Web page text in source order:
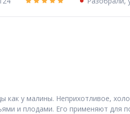
как у малины. Неприхотливое,
и плодами. Его применяют для